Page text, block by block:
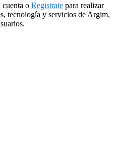
cuenta o Registrate para realizar
tecnología y servicios de Argim,